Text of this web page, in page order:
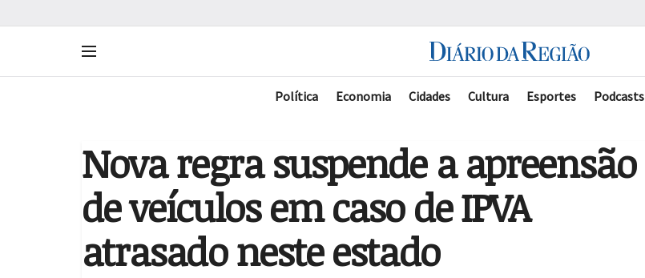
Política Economia Cidades Cultura Esportes Podcasts
Nova regra suspende a apreensão
de veículos em caso de IPVA
atrasado neste estado